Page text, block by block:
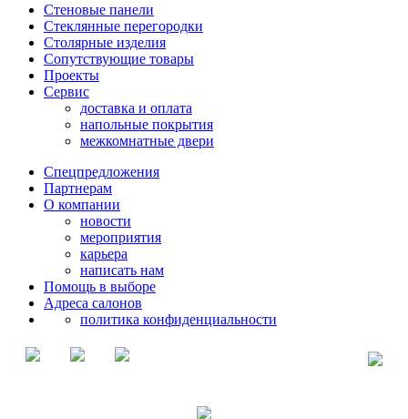
Стеновые панели
Стеклянные перегородки
Столярные изделия
Сопутствующие товары
Проекты
Сервис
доставка и оплата
напольные покрытия
межкомнатные двери
Спецпредложения
Партнерам
О компании
новости
мероприятия
карьера
написать нам
Помощь в выборе
Адреса салонов
политика конфиденциальности